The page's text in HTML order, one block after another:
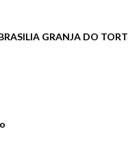
GRANJA DO TORT